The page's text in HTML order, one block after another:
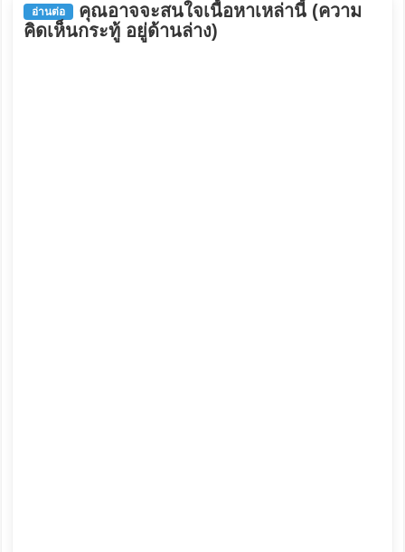
อ่านต่อ
คุณอาจจะสนใจเนื้อหาเหล่านี้ (ความ
คิดเห็นกระทู้ อยู่ด้านล่าง)